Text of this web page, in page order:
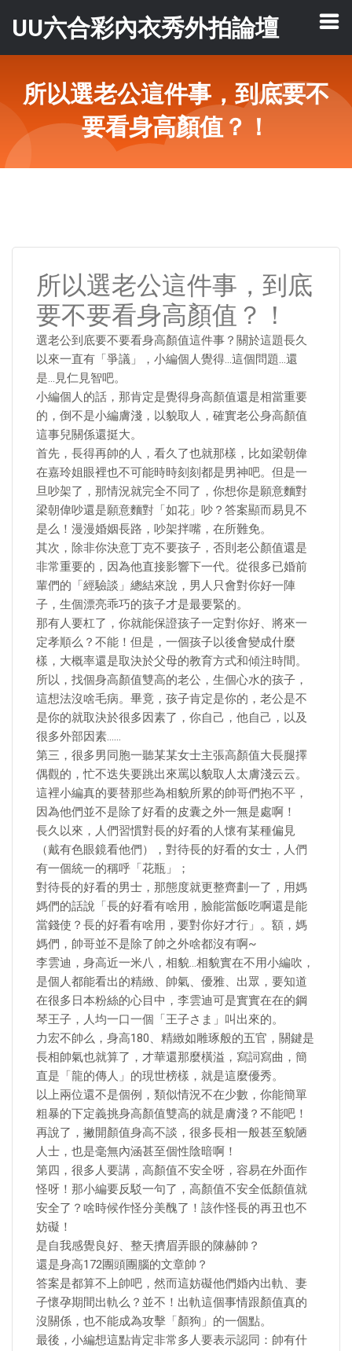
UU六合彩內衣秀外拍論壇
所以選老公這件事，到底要不
要看身高顏值？！
所以選老公這件事，到底
要不要看身高顏值？！
選老公到底要不要看身高顏值這件事？關於這題長久
以來一直有「爭議」，小編個人覺得…這個問題…還
是…見仁見智吧。
小編個人的話，那肯定是覺得身高顏值還是相當重要
的，倒不是小編膚淺，以貌取人，確實老公身高顏值
這事兒關係還挺大。
首先，長得再帥的人，看久了也就那樣，比如梁朝偉
在嘉玲姐眼裡也不可能時時刻刻都是男神吧。但是一
旦吵架了，那情況就完全不同了，你想你是願意麵對
梁朝偉吵還是願意麵對「如花」吵？答案顯而易見不
是么！漫漫婚姻長路，吵架拌嘴，在所難免。
其次，除非你決意丁克不要孩子，否則老公顏值還是
非常重要的，因為他直接影響下一代。從很多已婚前
輩們的「經驗談」總結來說，男人只會對你好一陣
子，生個漂亮乖巧的孩子才是最要緊的。
那有人要杠了，你就能保證孩子一定對你好、將來一
定孝順么？不能！但是，一個孩子以後會變成什麼
樣，大概率還是取決於父母的教育方式和傾注時間。
所以，找個身高顏值雙高的老公，生個心水的孩子，
這想法沒啥毛病。畢竟，孩子肯定是你的，老公是不
是你的就取決於很多因素了，你自己，他自己，以及
很多外部因素……
第三，很多男同胞一聽某某女士主張高顏值大長腿擇
偶觀的，忙不迭失要跳出來罵以貌取人太膚淺云云。
這裡小編真的要替那些為相貌所累的帥哥們抱不平，
因為他們並不是除了好看的皮囊之外一無是處啊！
長久以來，人們習慣對長的好看的人懷有某種偏見
（戴有色眼鏡看他們），對待長的好看的女士，人們
有一個統一的稱呼「花瓶」；
對待長的好看的男士，那態度就更整齊劃一了，用媽
媽們的話說「長的好看有啥用，臉能當飯吃啊還是能
當錢使？長的好看有啥用，要對你好才行」。額，媽
媽們，帥哥並不是除了帥之外啥都沒有啊~
李雲迪，身高近一米八，相貌…相貌實在不用小編吹，
是個人都能看出的精緻、帥氣、優雅、出眾，要知道
在很多日本粉絲的心目中，李雲迪可是實實在在的鋼
琴王子，人均一口一個「王子さま」叫出來的。
力宏不帥么，身高180、精緻如雕琢般的五官，關鍵是
長相帥氣也就算了，才華還那麼橫溢，寫詞寫曲，簡
直是「龍的傳人」的現世榜樣，就是這麼優秀。
以上兩位還不是個例，類似情況不在少數，你能簡單
粗暴的下定義挑身高顏值雙高的就是膚淺？不能吧！
再說了，撇開顏值身高不談，很多長相一般甚至貌陋
人士，也是毫無內涵甚至個性陰暗啊！
第四，很多人要講，高顏值不安全呀，容易在外面作
怪呀！那小編要反駁一句了，高顏值不安全低顏值就
安全了？啥時候作怪分美醜了！該作怪長的再丑也不
妨礙！
是自我感覺良好、整天擠眉弄眼的陳赫帥？
還是身高172團頭團腦的文章帥？
答案是都算不上帥吧，然而這妨礙他們婚內出軌、妻
子懷孕期間出軌么？並不！出軌這個事情跟顏值真的
沒關係，也不能成為攻擊「顏狗」的一個點。
最後，小編想這點肯定非常多人要表示認同：帥有什